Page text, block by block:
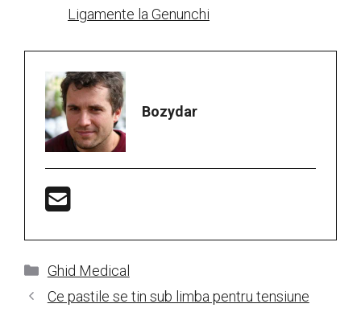
Ligamente la Genunchi
Bozydar
Categorii
Ghid Medical
Ce pastile se tin sub limba pentru tensiune